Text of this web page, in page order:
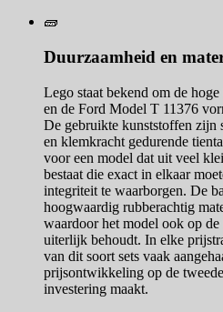
🧱
Duurzaamheid en
Lego staat bekend om de
en de Ford Model T 11376
De gebruikte kunststoffen zijn
en klemkracht gedurende
voor een model dat uit veel
bestaat die exact in elkaar
integriteit te waarborgen. De
hoogwaardig rubberachtig
waardoor het model ook op
uiterlijk behoudt. In elke
van dit soort sets vaak
prijsontwikkeling op de
investering maakt.